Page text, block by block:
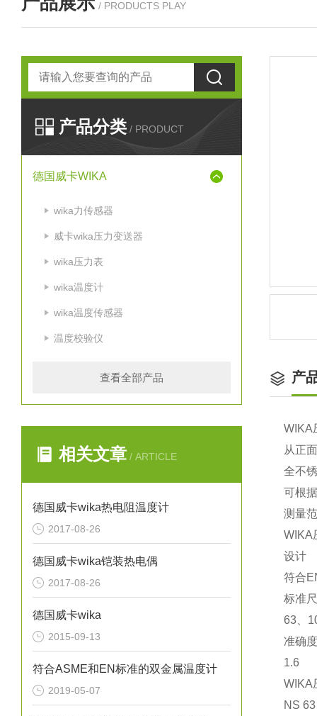
/ PRODUCTS PLAY
产品分类 / PRODUCT
德国威卡WIKA
wika力传感器
威卡wika压力变送器
wika压力表
wika温度计
wika温度传感器
温度校验仪
查看全部产品
相关文章 / ARTICLE
德国威卡wika热电阻温度计
2017-08-26
德国威卡wika铠装热电偶
2017-08-26
德国威卡wika
2015-09-13
符合ASME和EN标准的双金属温度计
2019-05-07
产
WIKA
从正
全不
可根
测量
WIKA
设计
符合
标准
63、
准确
1.6
WIKA
NS